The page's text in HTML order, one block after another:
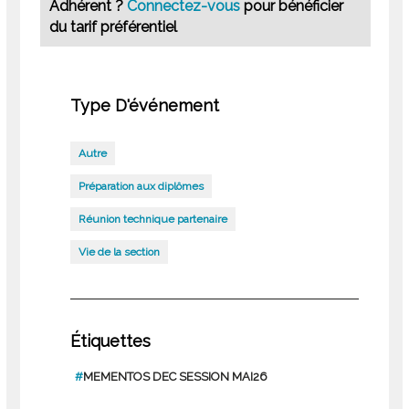
Adhérent ?Connectez-vouspour bénéficier
du tarif préférentiel
Type D'événement
Autre
Préparation aux diplômes
Réunion technique partenaire
Vie de la section
Étiquettes
#MEMENTOS DEC SESSION MAI26